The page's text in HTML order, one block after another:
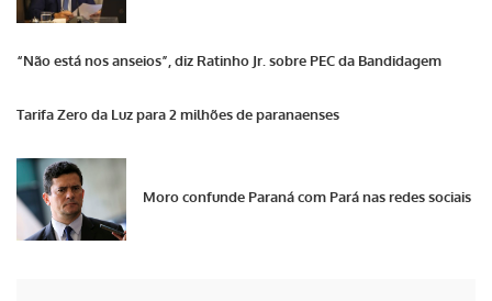
“Não está nos anseios”, diz Ratinho Jr. sobre PEC da Bandidagem
Tarifa Zero da Luz para 2 milhões de paranaenses
Moro confunde Paraná com Pará nas redes sociais